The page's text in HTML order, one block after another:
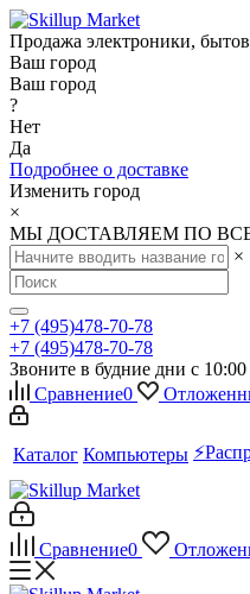
Продажа электроники,
Ваш город
Ваш город
?
Нет
Да
Подробнее о доставке
Изменить город
×
МЫ ДОСТАВЛЯЕМ ПО
×
+7 (495)478-70-78
+7 (495)478-70-78
Звоните в будние дни с
Сравнение0
Каталог Компьютеры
Сравнение0